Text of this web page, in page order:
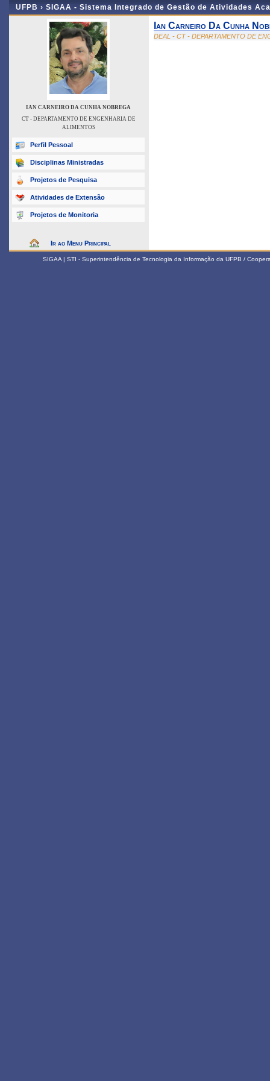
UFPB › SIGAA - Sistema Integrado de Gestão de Atividades
IAN CARNEIRO DA CUNHA NOBREGA
CT - DEPARTAMENTO DE ENGENHARIA DE
ALIMENTOS
Perfil Pessoal
Disciplinas Ministradas
Projetos de Pesquisa
Atividades de Extensão
Projetos de Monitoria
Ir ao Menu Principal
Ian Carneiro Da Cunha
DEAL - CT - DEPARTAMENTO DE
SIGAA | STI - Superintendência de Tecnologia da Informação da UFPB /